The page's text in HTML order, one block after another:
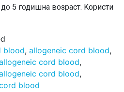
5 годишна возраст. Kористи
blood, allogeneic cord blood,
cord blood,
cord blood,
blood